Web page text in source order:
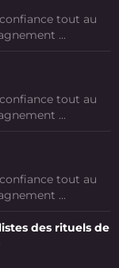
tout au
...
tout au
...
tout au
...
des rituels de